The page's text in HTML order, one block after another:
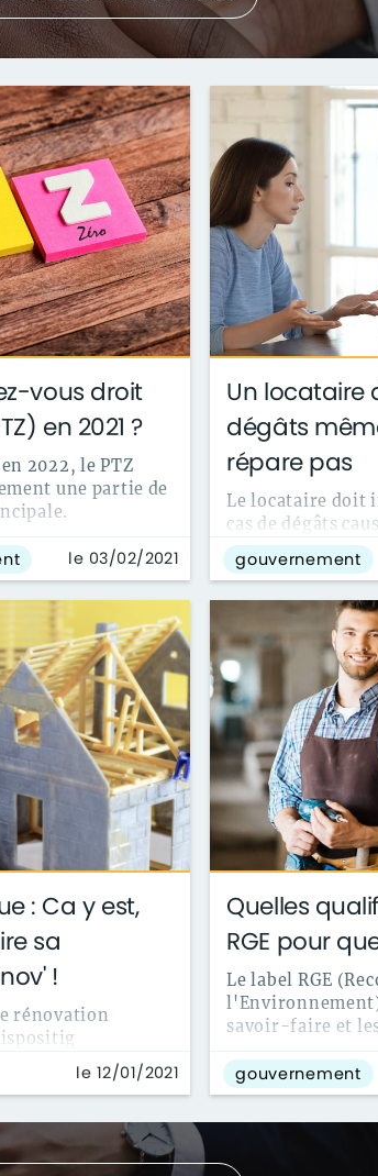
vous droit
en 2021 ?
2022, le PTZ
une partie de
le 03/02/2021
Un locataire
dégâts
répare pas
Le locataire doit
cas de dégâts
le bailleur ne fait
gouvernement
: Ca y est,
sa
!
rénovation
propriétaires ...
le 12/01/2021
Quelles
RGE pour
Le label RGE
savoir-faire et
gouvernement